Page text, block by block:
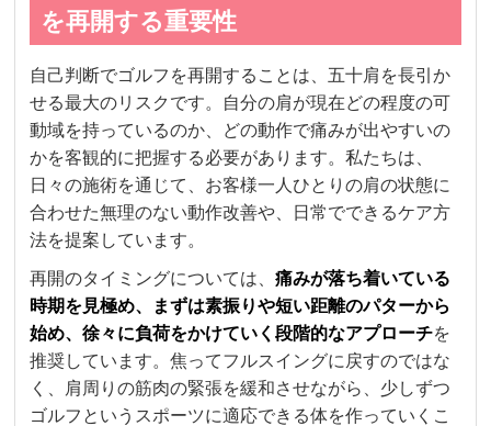
を再開する重要性
自己判断でゴルフを再開することは、五十肩を長引か
せる最大のリスクです。自分の肩が現在どの程度の可
動域を持っているのか、どの動作で痛みが出やすいの
かを客観的に把握する必要があります。私たちは、
日々の施術を通じて、お客様一人ひとりの肩の状態に
合わせた無理のない動作改善や、日常でできるケア方
法を提案しています。
再開のタイミングについては、痛みが落ち着いている
時期を見極め、まずは素振りや短い距離のパターから
始め、徐々に負荷をかけていく段階的なアプローチを
推奨しています。焦ってフルスイングに戻すのではな
く、肩周りの筋肉の緊張を緩和させながら、少しずつ
ゴルフというスポーツに適応できる体を作っていくこ